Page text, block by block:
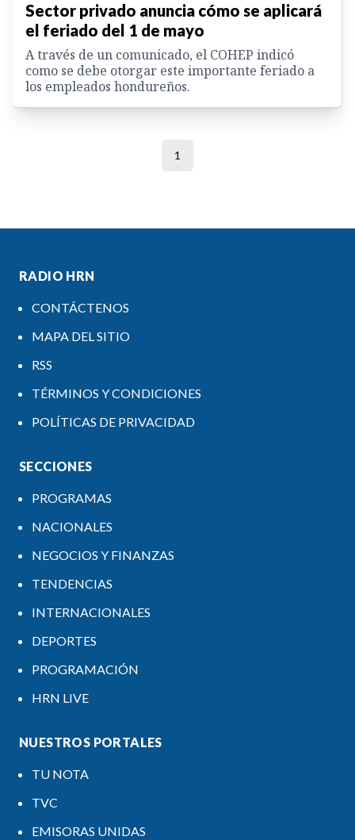
Sector privado anuncia cómo se aplicará
el feriado del 1 de mayo
A través de un comunicado, el COHEP indicó
como se debe otorgar este importante feriado a
los empleados hondureños.
1
RADIO HRN
CONTÁCTENOS
MAPA DEL SITIO
RSS
TÉRMINOS Y CONDICIONES
POLÍTICAS DE PRIVACIDAD
SECCIONES
PROGRAMAS
NACIONALES
NEGOCIOS Y FINANZAS
TENDENCIAS
INTERNACIONALES
DEPORTES
PROGRAMACIÓN
HRN LIVE
NUESTROS PORTALES
TU NOTA
TVC
EMISORAS UNIDAS